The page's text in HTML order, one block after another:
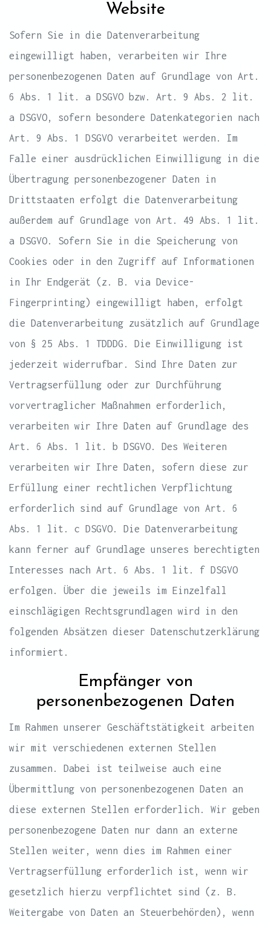
Website
Sofern Sie in die Datenverarbeitung
eingewilligt haben, verarbeiten wir Ihre
personenbezogenen Daten auf Grundlage von Art.
6 Abs. 1 lit. a DSGVO bzw. Art. 9 Abs. 2 lit.
a DSGVO, sofern besondere Datenkategorien nach
Art. 9 Abs. 1 DSGVO verarbeitet werden. Im
Falle einer ausdrücklichen Einwilligung in die
Übertragung personenbezogener Daten in
Drittstaaten erfolgt die Datenverarbeitung
außerdem auf Grundlage von Art. 49 Abs. 1 lit.
a DSGVO. Sofern Sie in die Speicherung von
Cookies oder in den Zugriff auf Informationen
in Ihr Endgerät (z. B. via Device-
Fingerprinting) eingewilligt haben, erfolgt
die Datenverarbeitung zusätzlich auf Grundlage
von § 25 Abs. 1 TDDDG. Die Einwilligung ist
jederzeit widerrufbar. Sind Ihre Daten zur
Vertragserfüllung oder zur Durchführung
vorvertraglicher Maßnahmen erforderlich,
verarbeiten wir Ihre Daten auf Grundlage des
Art. 6 Abs. 1 lit. b DSGVO. Des Weiteren
verarbeiten wir Ihre Daten, sofern diese zur
Erfüllung einer rechtlichen Verpflichtung
erforderlich sind auf Grundlage von Art. 6
Abs. 1 lit. c DSGVO. Die Datenverarbeitung
kann ferner auf Grundlage unseres berechtigten
Interesses nach Art. 6 Abs. 1 lit. f DSGVO
erfolgen. Über die jeweils im Einzelfall
einschlägigen Rechtsgrundlagen wird in den
folgenden Absätzen dieser Datenschutzerklärung
informiert.
Empfänger von
personenbezogenen Daten
Im Rahmen unserer Geschäftstätigkeit arbeiten
wir mit verschiedenen externen Stellen
zusammen. Dabei ist teilweise auch eine
Übermittlung von personenbezogenen Daten an
diese externen Stellen erforderlich. Wir geben
personenbezogene Daten nur dann an externe
Stellen weiter, wenn dies im Rahmen einer
Vertragserfüllung erforderlich ist, wenn wir
gesetzlich hierzu verpflichtet sind (z. B.
Weitergabe von Daten an Steuerbehörden), wenn